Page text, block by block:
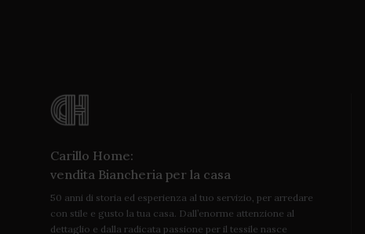
Carillo Home:
vendita Biancheria per la casa
50 anni di storia ed esperienza al tuo servizio, per arredare
con stile e gusto la tua casa. Dall’enorme attenzione al
dettaglio e dalla radicata passione per il tessile nasce